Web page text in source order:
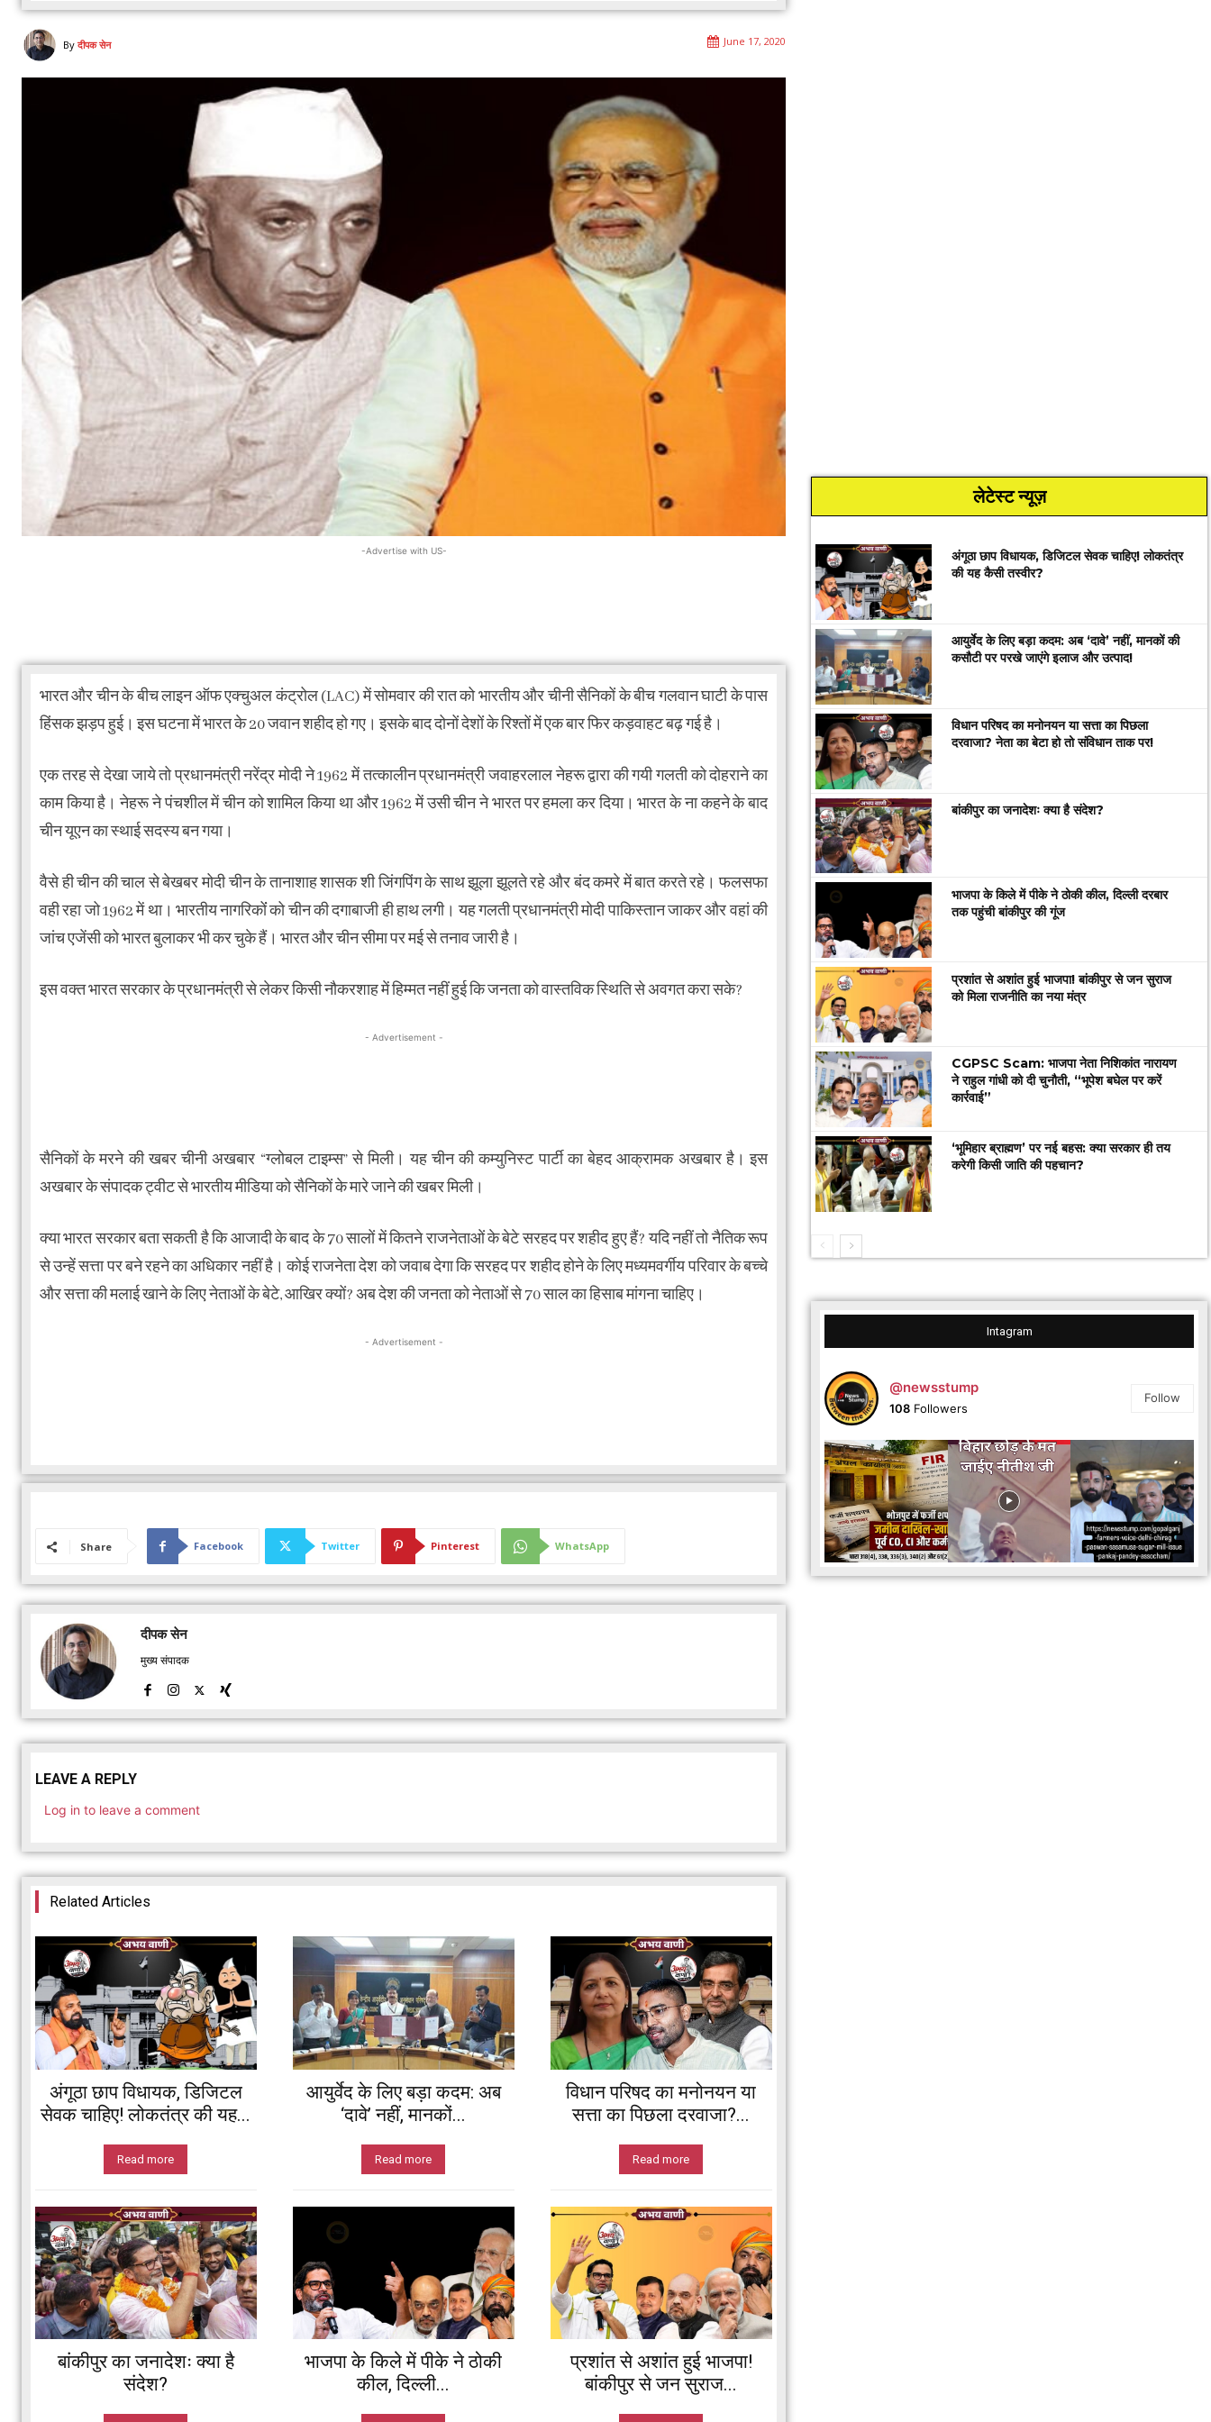
By दीपक सेन June 17, 2020
-Advertise with US-
भारत और चीन के बीच लाइन ऑफ एक्चुअल कंट्रोल (LAC) में सोमवार की रात को भारतीय और चीनी सैनिकों के बीच गलवान घाटी के पास
हिंसक झड़प हुई। इस घटना में भारत के 20 जवान शहीद हो गए। इसके बाद दोनों देशों के रिश्तों में एक बार फिर कड़वाहट बढ़ गई है।
एक तरह से देखा जाये तो प्रधानमंत्री नरेंद्र मोदी ने 1962 में तत्कालीन प्रधानमंत्री जवाहरलाल नेहरू द्वारा की गयी गलती को दोहराने का
काम किया है। नेहरू ने पंचशील में चीन को शामिल किया था और 1962 में उसी चीन ने भारत पर हमला कर दिया। भारत के ना कहने के बाद
चीन यूएन का स्थाई सदस्य बन गया।
वैसे ही चीन की चाल से बेखबर मोदी चीन के तानाशाह शासक शी जिंगपिंग के साथ झूला झूलते रहे और बंद कमरे में बात करते रहे। फलसफा
वही रहा जो 1962 में था। भारतीय नागरिकोंं को चीन की दगाबाजी ही हाथ लगी। यह गलती प्रधानमंत्री मोदी पाकिस्तान जाकर और वहां की
जांच एजेंसी को भारत बुलाकर भी कर चुके हैं। भारत और चीन सीमा पर मई से तनाव जारी है।
इस वक्त भारत सरकार के प्रधानमंत्री से लेकर किसी नौकरशाह में हिम्मत नहीं हुई कि जनता को वास्तविक स्थिति से अवगत करा सके?
- Advertisement -
सैनिकों के मरने की खबर चीनी अखबार “ग्लोबल टाइम्स” से मिली। यह चीन की कम्युनिस्ट पार्टी का बेहद आक्रामक अखबार है। इस
अखबार के संपादक ट्वीट से भारतीय मीडिया को सैनिकों के मारे जाने की खबर मिली।
क्या भारत सरकार बता सकती है कि आजादी के बाद के 70 सालों में कितने राजनेताओं के बेटे सरहद पर शहीद हुए हैं? यदि नहीं तो नैतिक रूप
से उन्हें सत्ता पर बने रहने का अधिकार नहीं है। कोई राजनेता देश को जवाब देगा कि सरहद पर शहीद होने के लिए मध्यमवर्गीय परिवार के बच्चे
और सत्ता की मलाई खाने के लिए नेताओं के बेटे, आखिर क्यों? अब देश की जनता को नेताओं से 70 साल का हिसाब मांगना चाहिए।
- Advertisement -
Share Facebook Twitter Pinterest WhatsApp
दीपक सेन
मुख्य संपादक
LEAVE A REPLY
Log in to leave a comment
Related Articles
अंगूठा छाप विधायक, डिजिटल
सेवक चाहिए! लोकतंत्र की यह...
Read more
आयुर्वेद के लिए बड़ा कदम: अब
‘दावे’ नहीं, मानकों...
Read more
विधान परिषद का मनोनयन या
सत्ता का पिछला दरवाजा?...
Read more
बांकीपुर का जनादेशः क्या है
संदेश?
भाजपा के किले में पीके ने ठोकी
कील, दिल्ली...
प्रशांत से अशांत हुई भाजपा!
बांकीपुर से जन सुराज...
लेटेस्ट न्यूज़
अंगूठा छाप विधायक, डिजिटल सेवक चाहिए! लोकतंत्र
की यह कैसी तस्वीर?
आयुर्वेद के लिए बड़ा कदम: अब ‘दावे’ नहीं, मानकों की
कसौटी पर परखे जाएंगे इलाज और उत्पाद!
विधान परिषद का मनोनयन या सत्ता का पिछला
दरवाजा? नेता का बेटा हो तो संविधान ताक पर!
बांकीपुर का जनादेशः क्या है संदेश?
भाजपा के किले में पीके ने ठोकी कील, दिल्ली दरबार
तक पहुंची बांकीपुर की गूंज
प्रशांत से अशांत हुई भाजपा! बांकीपुर से जन सुराज
को मिला राजनीति का नया मंत्र
CGPSC Scam: भाजपा नेता निशिकांत नारायण
ने राहुल गांधी को दी चुनौती, “भूपेश बघेल पर करें
कार्रवाई”
‘भूमिहार ब्राह्मण’ पर नई बहस: क्या सरकार ही तय
करेगी किसी जाति की पहचान?
Intagram
@newsstump
108 Followers
Follow